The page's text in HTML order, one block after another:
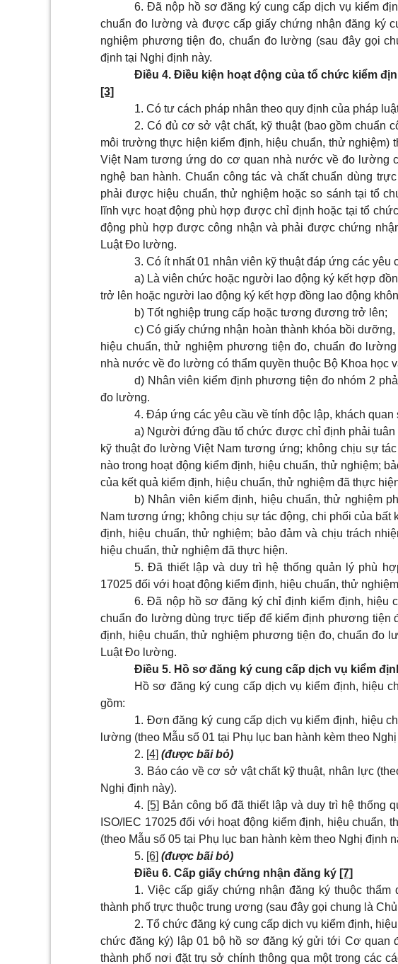
6. Đã nộp hồ sơ đăng ký cung cấp dịch vụ kiểm
chuẩn đo lường và được cấp giấy chứng nhận đăng ký
nghiệm phương tiện đo, chuẩn đo lường (sau đây gọi
định tại Nghị định này.
Điều 4. Điều kiện hoạt động của tổ chức kiểm
[3]
1. Có tư cách pháp nhân theo quy định của pháp
2. Có đủ cơ sở vật chất, kỹ thuật (bao gồm chuẩn
môi trường thực hiện kiểm định, hiệu chuẩn, thử nghiệm)
Việt Nam tương ứng do cơ quan nhà nước về đo lường
nghệ ban hành. Chuẩn công tác và chất chuẩn dùng
phải được hiệu chuẩn, thử nghiệm hoặc so sánh tại tổ
lĩnh vực hoạt động phù hợp được chỉ định hoặc tại tổ
động phù hợp được công nhận và phải được chứng
Luật Đo lường.
3. Có ít nhất 01 nhân viên kỹ thuật đáp ứng các yêu
a) Là viên chức hoặc người lao động ký kết hợp
trở lên hoặc người lao động ký kết hợp đồng lao động
b) Tốt nghiệp trung cấp hoặc tương đương trở lên;
c) Có giấy chứng nhận hoàn thành khóa bồi
hiệu chuẩn, thử nghiệm phương tiện đo, chuẩn đo
nhà nước về đo lường có thẩm quyền thuộc Bộ Khoa học
d) Nhân viên kiểm định phương tiện đo nhóm 2
đo lường.
4. Đáp ứng các yêu cầu về tính độc lập, khách quan
a) Người đứng đầu tổ chức được chỉ định phải tuân
kỹ thuật đo lường Việt Nam tương ứng; không chịu sự
nào trong hoạt động kiểm định, hiệu chuẩn, thử nghiệm;
của kết quả kiểm định, hiệu chuẩn, thử nghiệm đã thực
b) Nhân viên kiểm định, hiệu chuẩn, thử nghiệm
Nam tương ứng; không chịu sự tác động, chi phối của bất
định, hiệu chuẩn, thử nghiệm; bảo đảm và chịu trách
hiệu chuẩn, thử nghiệm đã thực hiện.
5. Đã thiết lập và duy trì hệ thống quản lý phù
17025 đối với hoạt động kiểm định, hiệu chuẩn, thử
6. Đã nộp hồ sơ đăng ký chỉ định kiểm định, hiệu
chuẩn đo lường dùng trực tiếp để kiểm định phương tiện
định, hiệu chuẩn, thử nghiệm phương tiện đo, chuẩn đo
Luật Đo lường.
Điều 5. Hồ sơ đăng ký cung cấp dịch vụ kiểm
Hồ sơ đăng ký cung cấp dịch vụ kiểm định, hiệu
gồm:
1. Đơn đăng ký cung cấp dịch vụ kiểm định, hiệu
lường (theo Mẫu số 01 tại Phụ lục ban hành kèm theo
2. [4] (được bãi bỏ)
3. Báo cáo về cơ sở vật chất kỹ thuật, nhân lực
Nghị định này).
4. [5] Bản công bố đã thiết lập và duy trì hệ thống
ISO/IEC 17025 đối với hoạt động kiểm định, hiệu
(theo Mẫu số 05 tại Phụ lục ban hành kèm theo Nghị định
5. [6] (được bãi bỏ)
Điều 6. Cấp giấy chứng nhận đăng ký [7]
1. Việc cấp giấy chứng nhận đăng ký thuộc
thành phố trực thuộc trung ương (sau đây gọi chung là
2. Tổ chức đăng ký cung cấp dịch vụ kiểm định,
chức đăng ký) lập 01 bộ hồ sơ đăng ký gửi tới Cơ quan
thành phố nơi đặt trụ sở chính thông qua một trong các